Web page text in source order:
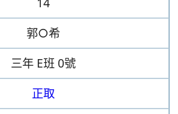
郭○希
三年 E班 0號
正取